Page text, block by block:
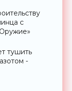
с
тушить
-